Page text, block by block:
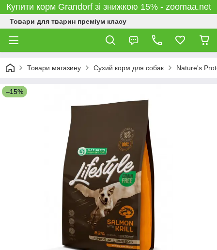
Купити корм Grandorf зі знижкою 15% - zoomaa.net
Товари для тварин преміум класу
Товари магазину Сухий корм для собак Nature's
–15%